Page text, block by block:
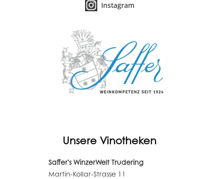
Instagram
Unsere Vinotheken
Saffer's WinzerWelt Trudering
Martin-Kollar-Strasse 11